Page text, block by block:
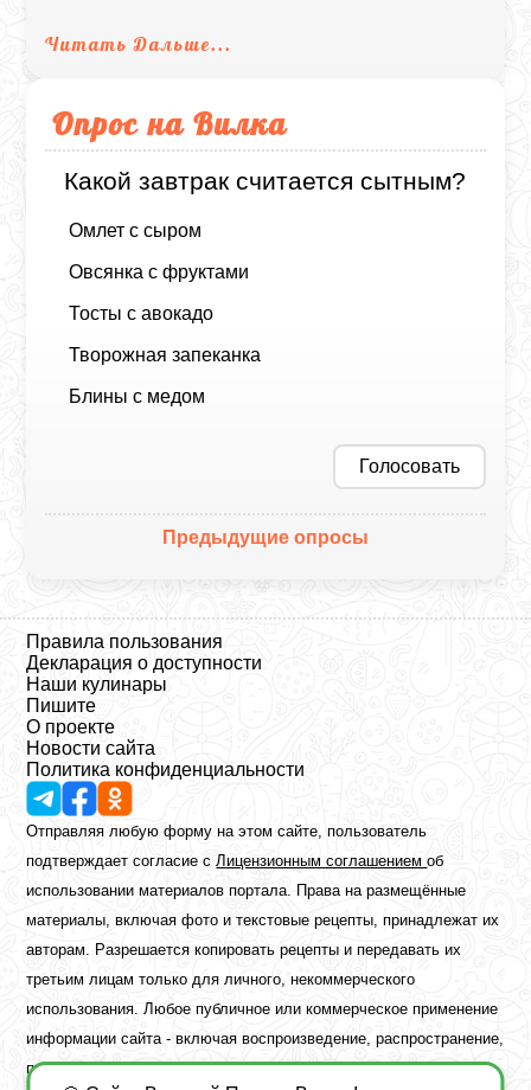
Читать Дальше...
Опрос на Вилка
Какой завтрак считается сытным?
Омлет с сыром
Овсянка с фруктами
Тосты с авокадо
Творожная запеканка
Блины с медом
Голосовать
Предыдущие опросы
Правила пользования
Декларация о доступности
Наши кулинары
Пишите
О проекте
Новости сайта
Политика конфиденциальности
Отправляя любую форму на этом сайте, пользователь
подтверждает согласие сЛицензионным соглашениемоб
использовании материалов портала. Права на размещённые
материалы, включая фото и текстовые рецепты, принадлежат их
авторам. Разрешается копировать рецепты и передавать их
третьим лицам только для личного, некоммерческого
использования. Любое публичное или коммерческое применение
информации сайта - включая воспроизведение, распространение,
публикацию или обработку - возможно лишь при наличии